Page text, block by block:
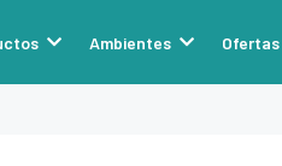
Ambientes Ofertas